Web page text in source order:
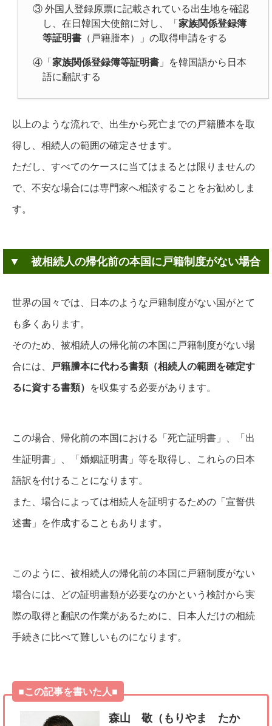
③ 外国人登録原票に記載されている出生地を確認
し、在日韓国大使館に対し、「家族関係登録簿
等証明書 （戸籍謄本）」の取得申請をする
④「家族関係登録簿等証明書 」を韓国語から日本
語に翻訳する
以上のような流れで、出生から死亡までの戸籍謄本を取
得し、相続人の範囲の確定させます。
ただし、すべてのケースに当てはまるとは限りませんの
で、不安な場合には専門家へ相談することをお勧めしま
す。
▼ 被相続人の帰化前の本国に戸籍制度がない場合
世界の国々では、日本のような戸籍制度がない国がとて
も多くあります。
そのため、被相続人の帰化前の本国に戸籍制度がない場
合には、 戸籍謄本に代わる書類（相続人の範囲を確定す
るに資する書類） を収集する必要があります。
この場合、帰化前の本国における「死亡証明書」、「出
生証明書」、「婚姻証明書」等を取得し、これらの日本
語訳を付けることになります。
また、場合によっては相続人を証明するための「宣誓供
述書」を作成することもあります。
このように、被相続人の帰化前の本国に戸籍制度がない
場合には、どの証明書類が必要なのかという検討から実
際の取得と翻訳の作業があるために、日本人だけの相続
手続きに比べて難しいものになります。
■この記事を書いた人■
森山 敬（もりやま たか